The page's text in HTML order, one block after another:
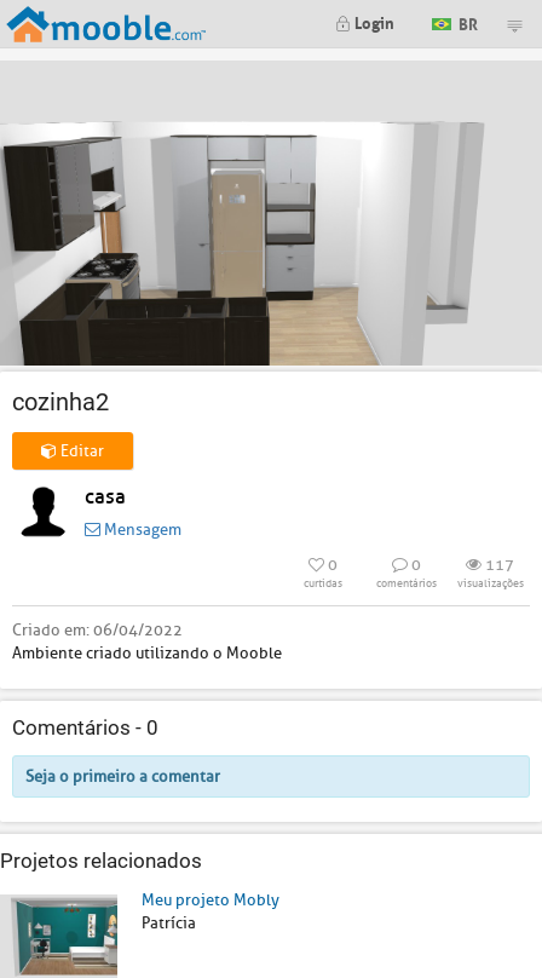
Login BR
cozinha2
Editar
casa
Mensagem
0
curtidas
0
comentários
117
visualizações
Criado em:06/04/2022
Ambiente criado utilizando o Mooble
Comentários - 0
Seja o primeiro a comentar
Projetos relacionados
Meu projeto Mobly
Patrícia